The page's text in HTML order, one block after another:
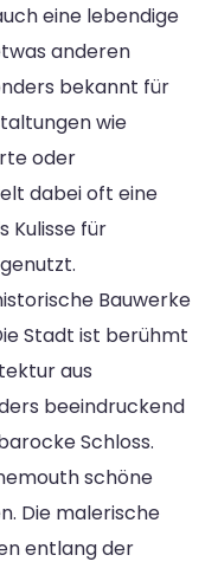
eine lebendige
anderen
bekannt für
wie
oder
dabei oft eine
Kulisse für
Bauwerke
Stadt ist berühmt
aus
beeindruckend
Schloss.
schöne
Die malerische
entlang der